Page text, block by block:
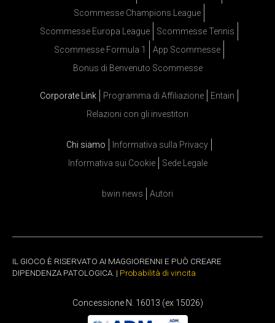
Scommesse Champions League
Scommesse Europa League
Scommesse Tennis
Scommesse Formula 1
App Scommesse
Bonus di Benvenuto Scommesse
Corporate Link Programma di Affiliazione
Entain
Relazioni con gli investitori
Chi siamo
Informativa sulla Privacy
Informativa sui Cookie
Sede Legale
bwin news Autori
IL GIOCO È RISERVATO AI MAGGIORENNI E PUÒ CREARE
DIPENDENZA PATOLOGICA. | Probabilità di vincita
Concessione N. 16013 (ex 15026)